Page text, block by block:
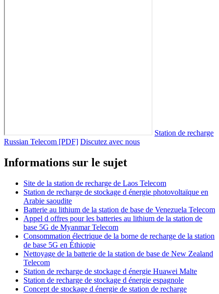
Station de recharge
Russian Telecom [PDF] Discutez avec nous
Informations sur le sujet
Site de la station de recharge de Laos Telecom
Station de recharge de stockage d énergie photovoltaïque en
Arabie saoudite
Batterie au lithium de la station de base de Venezuela Telecom
Appel d offres pour les batteries au lithium de la station de
base 5G de Myanmar Telecom
Consommation électrique de la borne de recharge de la station
de base 5G en Éthiopie
Nettoyage de la batterie de la station de base de New Zealand
Telecom
Station de recharge de stockage d énergie Huawei Malte
Station de recharge de stockage d énergie espagnole
Concept de stockage d énergie de station de recharge